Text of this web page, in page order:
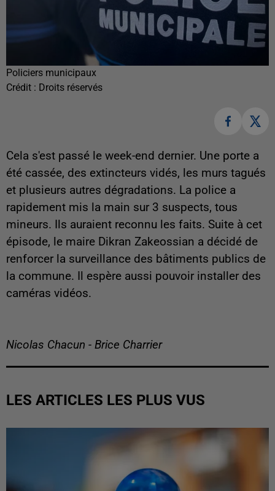
Policiers municipaux
Crédit : Droits réservés
Cela s'est passé le week-end dernier. Une porte a
été cassée, des extincteurs vidés, les murs tagués
et plusieurs autres dégradations. La police a
rapidement mis la main sur 3 suspects, tous
mineurs. Ils auraient reconnu les faits. Suite à cet
épisode, le maire Dikran Zakeossian a décidé de
renforcer la surveillance des bâtiments publics de
la commune. Il espère aussi pouvoir installer des
caméras vidéos.
Nicolas Chacun - Brice Charrier
LES ARTICLES LES PLUS VUS